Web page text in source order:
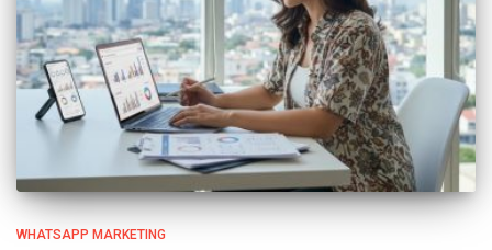
WHATSAPP MARKETING